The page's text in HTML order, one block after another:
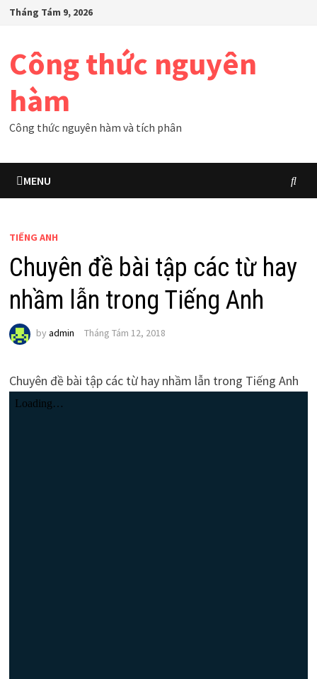
SkipTháng Tám 9, 2026
Công thức nguyên
hàm
Công thức nguyên hàm và tích phân
MENU
TIẾNG ANH
Chuyên đề bài tập các từ hay
nhầm lẫn trong Tiếng Anh
by admin Tháng Tám 12, 2018
Chuyên đề bài tập các từ hay nhầm lẫn trong Tiếng Anh